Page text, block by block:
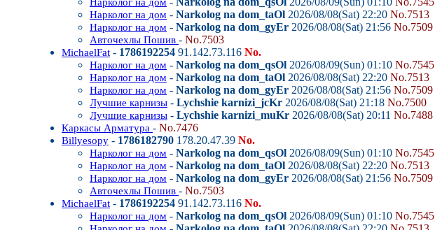
Нарколог на дом - Narkolog na dom_taOl 2026/08/08(Sat) 22:20 No.7513
Нарколог на дом - Narkolog na dom_gyEr 2026/08/08(Sat) 21:56 No.7509
Авточехлы Пошив - No.7503
MichaelFat - 1786192254 91.142.73.116 No.
Нарколог на дом - Narkolog na dom_qsOl 2026/08/09(Sun) 01:10 No.7545
Нарколог на дом - Narkolog na dom_taOl 2026/08/08(Sat) 22:20 No.7513
Нарколог на дом - Narkolog na dom_gyEr 2026/08/08(Sat) 21:56 No.7509
Лучшие карнизы - Lychshie karnizi_jcKr 2026/08/08(Sat) 21:18 No.7500
Лучшие карнизы - Lychshie karnizi_muKr 2026/08/08(Sat) 20:11 No.7488
Каркасы Арматура - No.7476
Billyesopy - 1786182790 178.20.47.39 No.
Нарколог на дом - Narkolog na dom_qsOl 2026/08/09(Sun) 01:10 No.7545
Нарколог на дом - Narkolog na dom_taOl 2026/08/08(Sat) 22:20 No.7513
Нарколог на дом - Narkolog na dom_gyEr 2026/08/08(Sat) 21:56 No.7509
Авточехлы Пошив - No.7503
MichaelFat - 1786192254 91.142.73.116 No.
Нарколог на дом - Narkolog na dom_qsOl 2026/08/09(Sun) 01:10 No.7545